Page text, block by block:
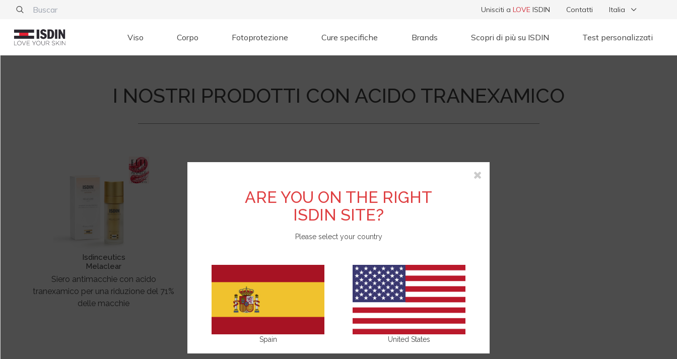
Unisciti a LOVE ISDIN Contatti Italia
Viso Corpo Fotoprotezione Cure specifiche Brands Scopri di più su ISDIN Test personalizzati
I NOSTRI PRODOTTI CON ACIDO TRANEXAMICO
Isdinceutics
Melaclear
Siero antimacchie con acido
tranexamico per una riduzione del 71%
delle macchie
ARE YOU ON THE RIGHT
ISDIN SITE?
Please select your country
Spain United States